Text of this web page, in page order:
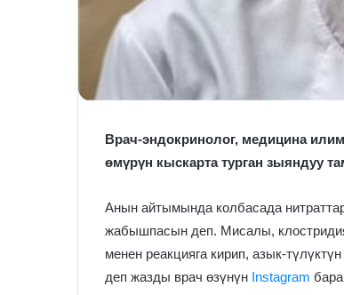
Врач-эндокринолог, медицина
өмүрүн кыскарта турган зыяндуу
Анын айтымында колбасада
жабышпасын деп. Мисалы,
менен реакцияга кирип, азык-
деп жазды врач өзүнүн Instagram